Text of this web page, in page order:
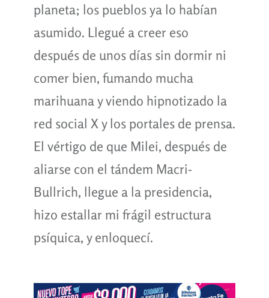
planeta; los pueblos ya lo habían
asumido. Llegué a creer eso
después de unos días sin dormir ni
comer bien, fumando mucha
marihuana y viendo hipnotizado la
red social X y los portales de prensa.
El vértigo de que Milei, después de
aliarse con el tándem Macri-
Bullrich, llegue a la presidencia,
hizo estallar mi frágil estructura
psíquica, y enloquecí.